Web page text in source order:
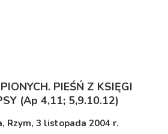
PIEŚŃ Z KSIĘGI
(Ap 4,11; 5,9.10.12)
Rzym, 3 listopada 2004 r.